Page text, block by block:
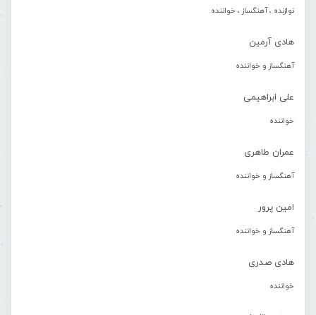
نوازنده ، آهنگساز ، خواننده
هادی آرمین
آهنگساز و خواننده
علی ابراهیمی
خواننده
عمران طاهری
آهنگساز و خواننده
امین پرور
آهنگساز و خواننده
هادی صدری
خواننده